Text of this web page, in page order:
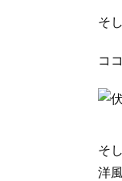
そ
コ
そ
洋